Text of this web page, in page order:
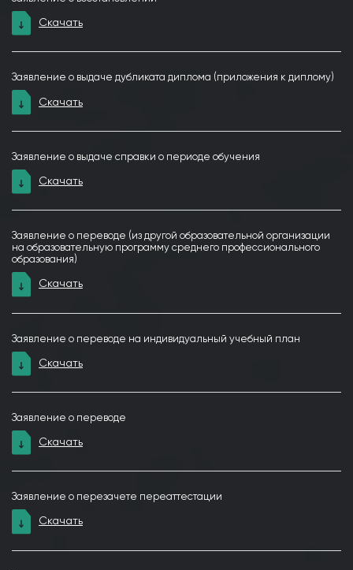
Скачать
Заявление о выдаче дубликата диплома (приложения к диплому)
Скачать
Заявление о выдаче справки о периоде обучения
Скачать
Заявление о переводе (из другой образовательной организации
на образовательную программу среднего профессионального
образования)
Скачать
Заявление о переводе на индивидуальный учебный план
Скачать
Заявление о переводе
Скачать
Заявление о перезачете переаттестации
Скачать